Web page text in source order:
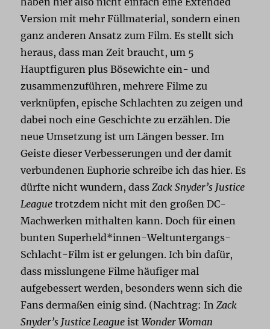
Version mit mehr Füllmaterial, sondern einen
ganz anderen Ansatz zum Film. Es stellt sich
heraus, dass man Zeit braucht, um 5
Hauptfiguren plus Bösewichte ein- und
zusammenzuführen, mehrere Filme zu
verknüpfen, epische Schlachten zu zeigen und
dabei noch eine Geschichte zu erzählen. Die
neue Umsetzung ist um Längen besser. Im
Geiste dieser Verbesserungen und der damit
verbundenen Euphorie schreibe ich das hier. Es
dürfte nicht wundern, dassZack Snyder’s Justice
League trotzdem nicht mit den großen DC-
Machwerken mithalten kann. Doch für einen
bunten Superheld*innen-Weltuntergangs-
Schlacht-Film ist er gelungen. Ich bin dafür,
dass misslungene Filme häufiger mal
aufgebessert werden, besonders wenn sich die
Fans dermaßen einig sind. (Nachtrag: InZack
Snyder’s Justice League istWonder Woman